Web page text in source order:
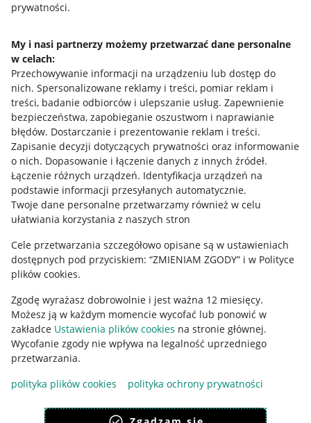
prywatności.
My i nasi partnerzy możemy przetwarzać dane personalne
w celach:
Przechowywanie informacji na urządzeniu lub dostęp do
nich. Spersonalizowane reklamy i treści, pomiar reklam i
treści, badanie odbiorców i ulepszanie usług. Zapewnienie
bezpieczeństwa, zapobieganie oszustwom i naprawianie
błędów. Dostarczanie i prezentowanie reklam i treści.
Zapisanie decyzji dotyczących prywatności oraz informowanie
o nich. Dopasowanie i łączenie danych z innych źródeł.
Łączenie różnych urządzeń. Identyfikacja urządzeń na
podstawie informacji przesyłanych automatycznie.
Twoje dane personalne przetwarzamy również w celu
ułatwiania korzystania z naszych stron
Cele przetwarzania szczegółowo opisane są w ustawieniach
dostępnych pod przyciskiem: “ZMIENIAM ZGODY” i w Polityce
plików cookies.
Zgodę wyrażasz dobrowolnie i jest ważna 12 miesięcy.
Możesz ją w każdym momencie wycofać lub ponowić w
zakładce Ustawienia plików cookies na stronie głównej.
Wycofanie zgody nie wpływa na legalność uprzedniego
przetwarzania.
polityka plików cookies
polityka ochrony prywatności
Jak to działa
Allegro Gadane dla sprzedających
Allegro Gadane dla kupujących
Mapa miejscowości
Informacje prawne
Regulamin
Polityka plików "cookies"
Ustawienia plików "cookies"
Udostępnianie lokalizacji
Informacje dla Aktu o Usługach Cyfrowych
Pobierz aplikację